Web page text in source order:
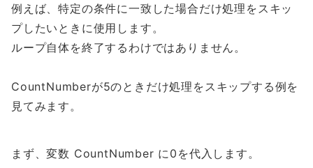
例えば、特定の条件に一致した場合だけ処理をスキッ
プしたいときに使用します。
ループ自体を終了するわけではありません。
CountNumberが5のときだけ処理をスキップする例を
見てみます。
まず、変数 CountNumber に0を代入します。